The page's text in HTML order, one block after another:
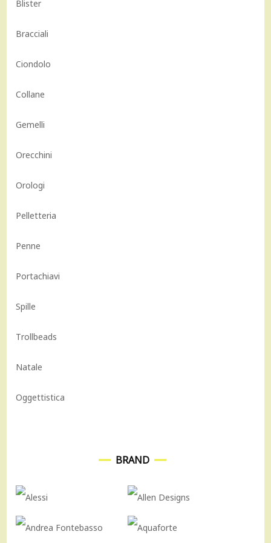
Blister
Bracciali
Ciondolo
Collane
Gemelli
Orecchini
Orologi
Pelletteria
Penne
Portachiavi
Spille
Trollbeads
Natale
Oggettistica
BRAND